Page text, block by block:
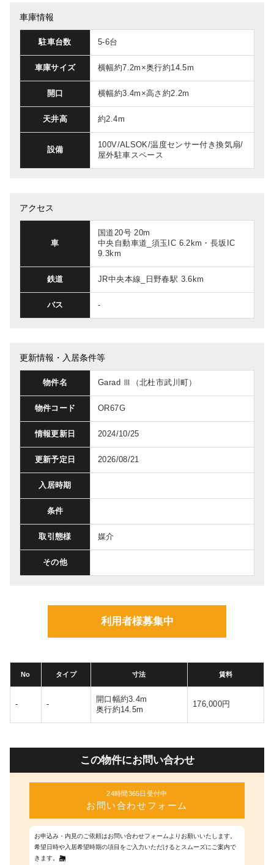
車庫情報
駐車台数 5-6台
車庫サイズ 横幅約7.2m×奥行約14.5m
開口 横幅約3.4m×高さ約2.2m
天井高 約2.4m
設備
100V/ALSOK/温度センサー付き換気扇/
屋外駐車スペース
アクセス
車
国道20号 20m
中央自動車道_須玉IC 6.2km・長坂IC
9.3km
鉄道 JR中央本線_日野春駅 3.6km
バス -
更新情報・入居条件等
物件名 Garad Ⅲ（北杜市武川町）
物件コード OR67G
情報更新日 2024/10/25
更新予定日 2026/08/21
入居時期
条件
取引態様 媒介
その他
利用者様募集中
No タイプ 寸法 賃料
- -
開口幅約3.4m
奥行約14.5m
176,000円
この物件にお問い合わせ
24時間365日受付中
お問い合わせフォーム
お申込み・内見のご依頼はお問い合わせフォームよりお願いいたします。
希望日時や入居希望時期の項目をご入力いただけるとスムーズにご案内で
きます。